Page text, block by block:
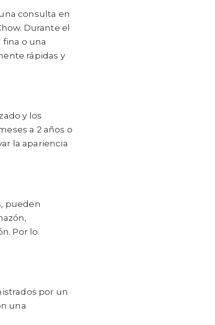
consulta en
Durante el
fina o una
rápidas y
y los
a 2 años o
la apariencia
pueden
Por lo
por un
una